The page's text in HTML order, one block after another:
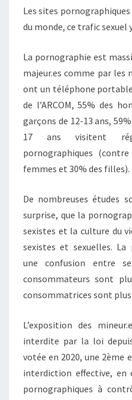
Les sites
du monde, ce trafic sexuel
La pornographie est
majeur.es comme par les
ont un téléphone
de l’ARCOM, 55% des
garçons de 12-13 ans,
17 ans visitent
pornographiques
femmes et 30% des filles).
De nombreuses études
surprise, que la
sexistes et la culture du
sexistes et sexuelles.
une confusion entre
consommateurs sont
consommatrices sont
L’exposition des
interdite par la loi
votée en 2020, une 2ème
interdiction effective,
pornographiques à